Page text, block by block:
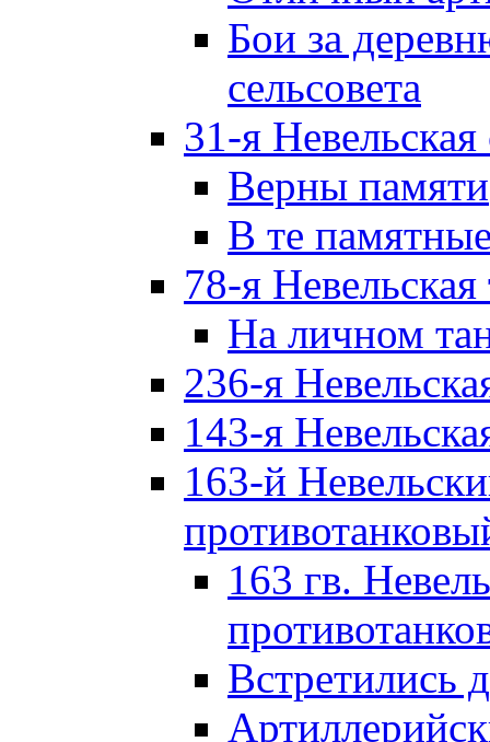
Бои за
сельсовета
31-я Невельская
Верны памяти
В те
78-я Невельская
На личном
236-я
143-я
163-й
163 гв.
Встретились